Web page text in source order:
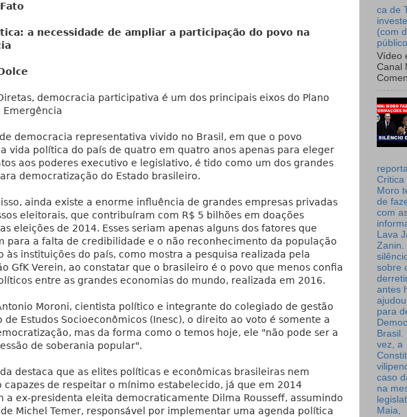
a necessidade de ampliar a participação do povo na
democracia participativa é um dos principais eixos do Plano
Emergência
democracia representativa vivido no Brasil, em que o povo
vida política do país de quatro em quatro anos apenas para eleger
aos poderes executivo e legislativo, é tido como um dos grandes
democratização do Estado brasileiro.
ainda existe a enorme influência de grandes empresas privadas
eleitorais, que contribuíram com R$ 5 bilhões em doações
eleições de 2014. Esses seriam apenas alguns dos fatores que
para a falta de credibilidade e o não reconhecimento da população
às instituições do país, como mostra a pesquisa realizada pela
GfK Verein, ao constatar que o brasileiro é o povo que menos confia
entre as grandes economias do mundo, realizada em 2016.
Moroni, cientista político e integrante do colegiado de gestão
de Estudos Socioeconômicos (Inesc), o direito ao voto é somente a
mas da forma como o temos hoje, ele "não pode ser a
de soberania popular".
destaca que as elites políticas e econômicas brasileiras nem
capazes de respeitar o mínimo estabelecido, já que em 2014
a ex-presidenta eleita democraticamente Dilma Rousseff, assumindo
Michel Temer, responsável por implementar uma agenda política
ca de
(com
Vídeo
Canal
Critica
Moro
de
com
Lava
Zanin.
sobre
antes
para
Brasil.
vez, a
caso
na
Maia,